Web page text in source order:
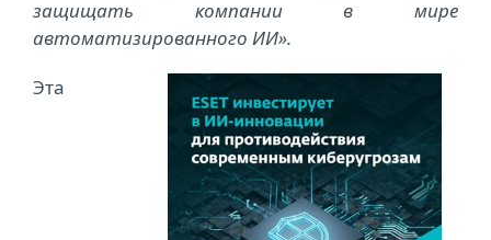
защищать компании в мире
автоматизированного ИИ».
Эта